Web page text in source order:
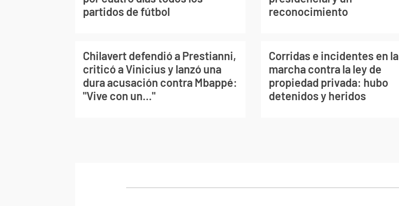
partidos de fútbol
Chilavert defendió a Prestianni,
criticó a Vinicius y lanzó una
dura acusación contra Mbappé:
"Vive con un..."
reconocimiento
Corridas e incidentes en la
marcha contra la ley de
propiedad privada: hubo
detenidos y heridos